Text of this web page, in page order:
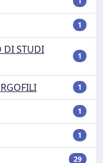
1
DI STUDI
1
1
1
1
29